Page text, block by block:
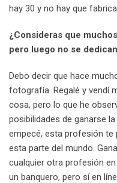
hay 30 y no hay que
¿Consideras que
pero luego no se
Debo decir que hace
fotografía. Regalé y vendí
cosa, pero lo que he
posibilidades de ganarse
empecé, esta profesión te
esta parte del mundo.
cualquier otra profesión
un banquero, pero sí en